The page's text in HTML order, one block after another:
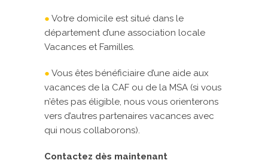
● Votre domicile est situé dans le
département d’une association locale
Vacances et Familles.
● Vous êtes bénéficiaire d’une aide aux
vacances de la CAF ou de la MSA (si vous
n’êtes pas éligible, nous vous orienterons
vers d’autres partenaires vacances avec
qui nous collaborons).
Contactez dès maintenant